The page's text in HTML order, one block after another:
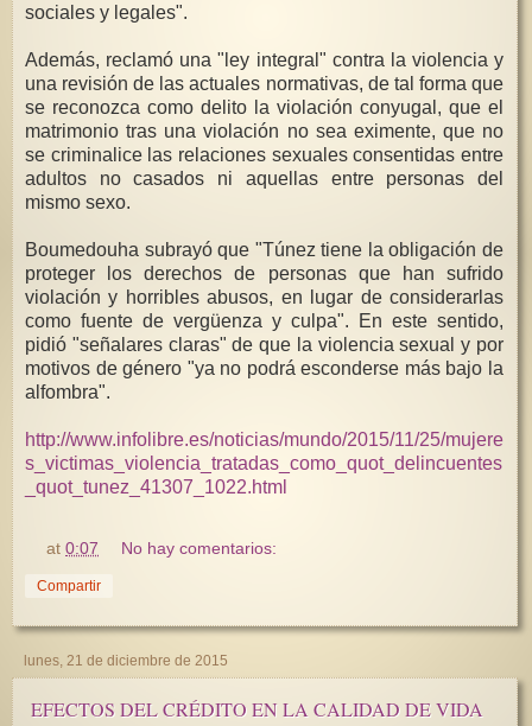
sociales y legales".
Además, reclamó una "ley integral" contra la violencia y
una revisión de las actuales normativas, de tal forma que
se reconozca como delito la violación conyugal, que el
matrimonio tras una violación no sea eximente, que no
se criminalice las relaciones sexuales consentidas entre
adultos no casados ni aquellas entre personas del
mismo sexo.
Boumedouha subrayó que "Túnez tiene la obligación de
proteger los derechos de personas que han sufrido
violación y horribles abusos, en lugar de considerarlas
como fuente de vergüenza y culpa". En este sentido,
pidió "señalares claras" de que la violencia sexual y por
motivos de género "ya no podrá esconderse más bajo la
alfombra".
http://www.infolibre.es/noticias/mundo/2015/11/25/mujere
s_victimas_violencia_tratadas_como_quot_delincuentes
_quot_tunez_41307_1022.html
at0:07 No hay comentarios:
Compartir
lunes, 21 de diciembre de 2015
EFECTOS DEL CRÉDITO EN LA CALIDAD DE VIDA